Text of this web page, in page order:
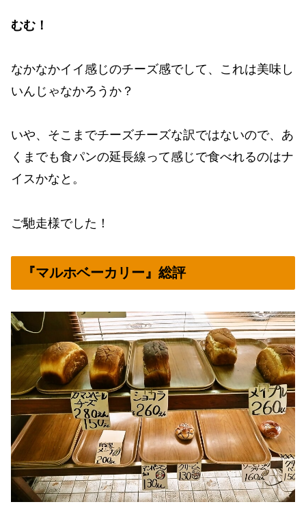
むむ！
なかなかイイ感じのチーズ感でして、これは美味し
いんじゃなかろうか？
いや、そこまでチーズチーズな訳ではないので、あ
くまでも食パンの延長線って感じで食べれるのはナ
イスかなと。
ご馳走様でした！
『マルホベーカリー』総評